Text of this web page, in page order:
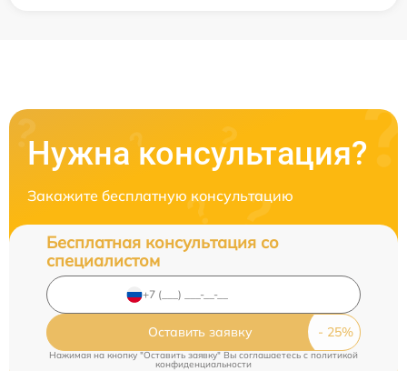
Нужна консультация?
Закажите бесплатную консультацию
Бесплатная консультация со
специалистом
Оставить заявку
Нажимая на кнопку "Оставить заявку" Вы соглашаетесь cполитикой
конфиденциальности